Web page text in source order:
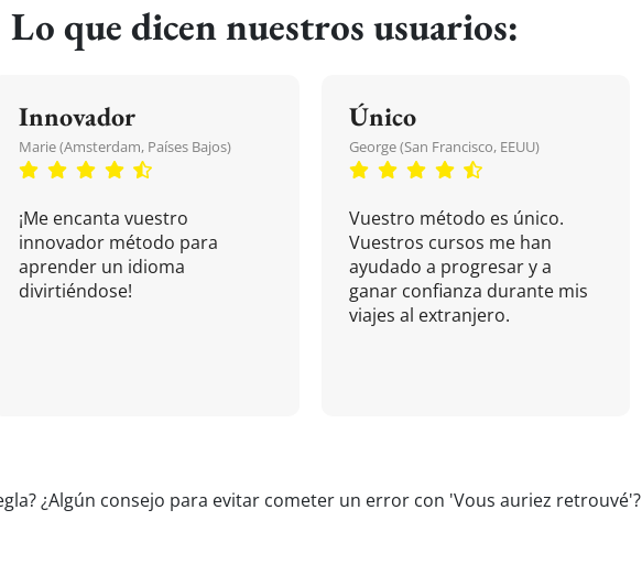
Lo que dicen nuestros usuarios:
Innovador
Marie (Amsterdam, Países Bajos)
¡Me encanta vuestro
innovador método para
aprender un idioma
divirtiéndose!
Único
George (San Francisco, EEUU)
Vuestro método es único.
Vuestros cursos me han
ayudado a progresar y a
ganar confianza durante mis
viajes al extranjero.
¿Algún consejo para evitar cometer un error con 'Vous auriez retrouvé'?